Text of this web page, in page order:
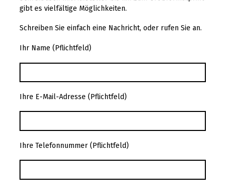
gibt es vielfältige Möglichkeiten.
Schreiben Sie einfach eine Nachricht, oder rufen Sie an.
Ihr Name (Pflichtfeld)
Ihre E-Mail-Adresse (Pflichtfeld)
Ihre Telefonnummer (Pflichtfeld)